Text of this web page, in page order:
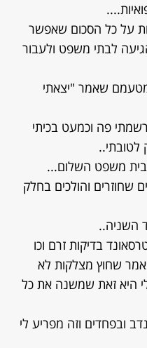
על כל הסכום שאפשר
לבתי משפט ולעבור
שאמר "יצאתי
פה וכמעט בכיתי
משפט השלום...
שחוזרים והולכים בחלק
השניה..
בדיקות זרם וכו
שחוץ מצלקות לא
היא זאת שמשנה את כל
ובפחדים וזה מפריע לי